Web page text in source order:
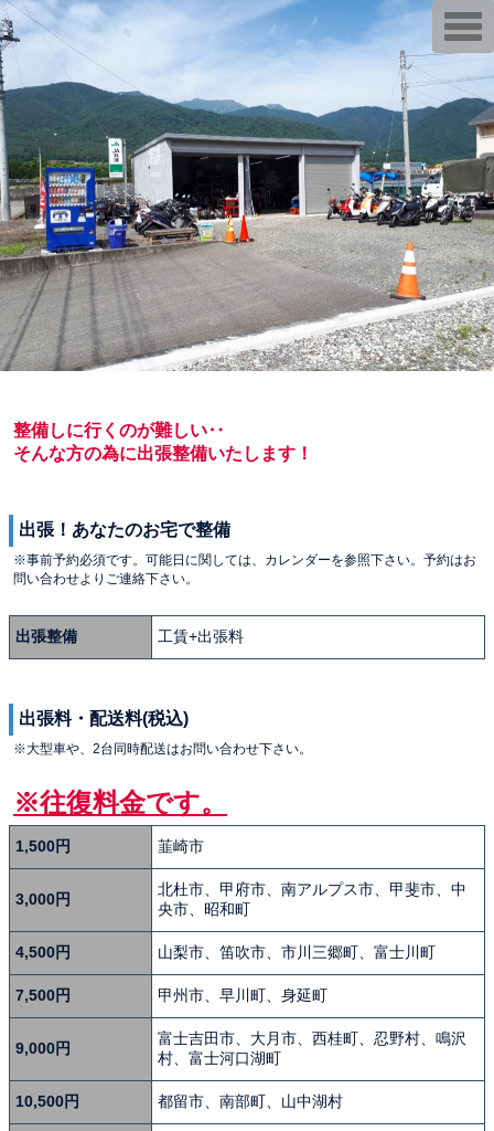
整備しに行くのが難しい‥
そんな方の為に出張整備いたします！
出張！あなたのお宅で整備
※事前予約必須です。可能日に関しては、カレンダーを参照下さい。予約はお
問い合わせよりご連絡下さい。
出張整備 工賃+出張料
出張料・配送料(税込)
※大型車や、2台同時配送はお問い合わせ下さい。
※往復料金です。
1,500円 韮崎市
3,000円
北杜市、甲府市、南アルプス市、甲斐市、中
央市、昭和町
4,500円 山梨市、笛吹市、市川三郷町、富士川町
7,500円 甲州市、早川町、身延町
9,000円
富士吉田市、大月市、西桂町、忍野村、鳴沢
村、富士河口湖町
10,500円 都留市、南部町、山中湖村
T
o
g
e
n
a
t
i
o
n